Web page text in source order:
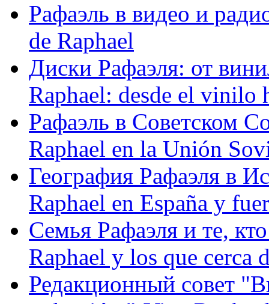
Рафаэль в видео и
de Raphael
Диски Рафаэля: от
Raphael: desde el vinilo
Рафаэль в Советском
Raphael en la Unión
География Рафаэля в
Raphael en España y
Семья Рафаэля и те,
Raphael y los que cerca
Редакционный совет